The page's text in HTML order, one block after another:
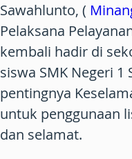
Sawahlunto, (
Pelaksana
kembali hadir di
siswa SMK Negeri 1
pentingnya
untuk penggunaan
dan selamat.